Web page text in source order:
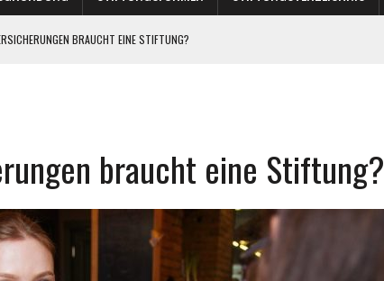
BRAUCHT EINE STIFTUNG?
BEI DER GRÜNDUNG EINER STIFTUNGbraucht eine Stiftung?